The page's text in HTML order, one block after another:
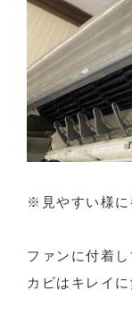
※見やすい様に
ファンに付着
カビはキレイ